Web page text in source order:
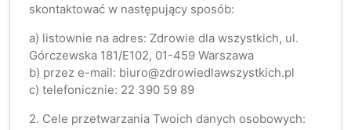
skontaktować w następujący sposób:
a) listownie na adres: Zdrowie dla wszystkich, ul.
Górczewska 181/E102, 01-459 Warszawa
b) przez e-mail: biuro@zdrowiedlawszystkich.pl
c) telefonicznie: 22 390 59 89
2. Cele przetwarzania Twoich danych osobowych: